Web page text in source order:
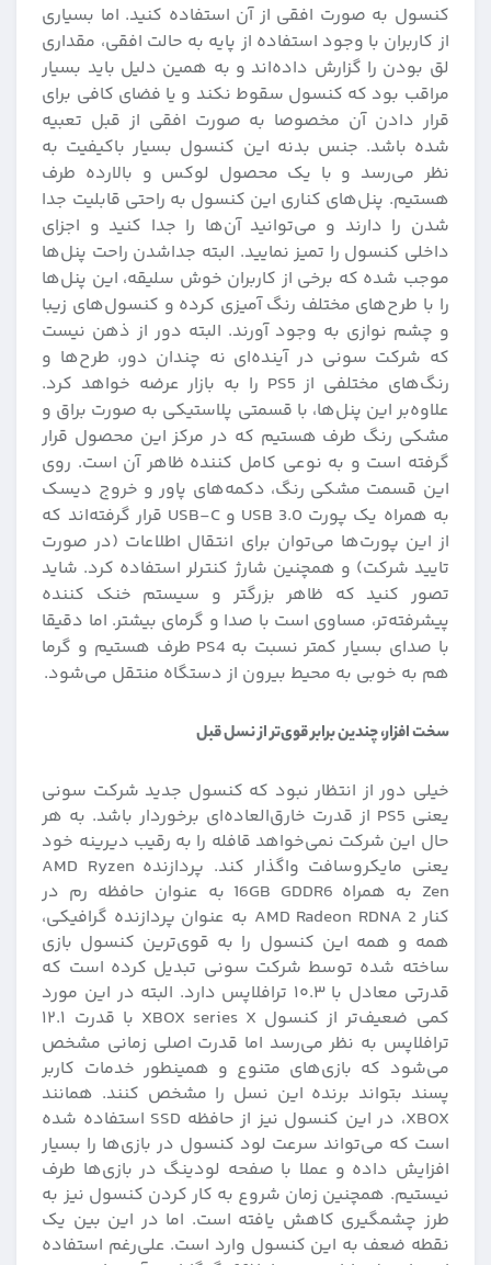
کنسول به صورت افقی از آن استفاده کنید. اما بسیاری
از کاربران با وجود استفاده از پایه به حالت افقی، مقداری
لق بودن را گزارش داده‌اند و به همین دلیل باید بسیار
مراقب بود که کنسول سقوط نکند و یا فضای کافی برای
قرار دادن آن مخصوصا به صورت افقی از قبل تعبیه
شده باشد. جنس بدنه این کنسول بسیار باکیفیت به
نظر می‌رسد و با یک محصول لوکس و بالارده طرف
هستیم. پنل‌های کناری این کنسول به راحتی قابلیت جدا
شدن را دارند و می‌توانید آن‌ها را جدا کنید و اجزای
داخلی کنسول را تمیز نمایید. البته جداشدن راحت پنل‌ها
موجب شده که برخی از کاربران خوش سلیقه، این پنل‌ها
را با طرح‌های مختلف رنگ آمیزی کرده و کنسول‌های زیبا
و چشم نوازی به وجود آورند. البته دور از ذهن نیست
که شرکت سونی در آینده‌ای نه چندان دور، طرح‌ها و
رنگ‌های مختلفی از PS5 را به بازار عرضه خواهد کرد.
علاوه‌بر این پنل‌ها، با قسمتی پلاستیکی به صورت براق و
مشکی رنگ طرف هستیم که در مرکز این محصول قرار
گرفته است و به نوعی کامل کننده ظاهر آن است. روی
این قسمت مشکی رنگ، دکمه‌های پاور و خروج دیسک
به همراه یک پورت USB 3.0 و USB-C قرار گرفته‌اند که
از این پورت‌ها می‌توان برای انتقال اطلاعات (در صورت
تایید شرکت) و همچنین شارژ کنترلر استفاده کرد. شاید
تصور کنید که ظاهر بزرگتر و سیستم خنک کننده
پیشرفته‌تر، مساوی است با صدا و گرمای بیشتر. اما دقیقا
با صدای بسیار کمتر نسبت به PS4 طرف هستیم و گرما
هم به خوبی به محیط بیرون از دستگاه منتقل می‌شود.
سخت افزار، چندین برابر قوی‌تر از نسل قبل
خیلی دور از انتظار نبود که کنسول جدید شرکت سونی
یعنی PS5 از قدرت خارق‌العاده‌ای برخوردار باشد. به هر
حال این شرکت نمی‌خواهد قافله را به رقیب دیرینه خود
یعنی مایکروسافت واگذار کند. پردازنده AMD Ryzen
Zen به همراه 16GB GDDR6 به عنوان حافظه رم در
کنار AMD Radeon RDNA 2 به عنوان پردازنده گرافیکی،
همه و همه این کنسول را به قوی‌ترین کنسول بازی
ساخته شده توسط شرکت سونی تبدیل کرده است که
قدرتی معادل با ۱۰.۳ ترافلاپس دارد. البته در این مورد
کمی ضعیف‌تر از کنسول XBOX series X با قدرت ۱۲.۱
ترافلاپس به نظر می‌رسد اما قدرت اصلی زمانی مشخص
می‌شود که بازی‌های متنوع و همینطور خدمات کاربر
پسند بتواند برنده این نسل را مشخص کنند. همانند
XBOX، در این کنسول نیز از حافظه SSD استفاده شده
است که می‌تواند سرعت لود کنسول در بازی‌ها را بسیار
افزایش داده و عملا با صفحه لودینگ در بازی‌ها طرف
نیستیم. همچنین زمان شروع به کار کردن کنسول نیز به
طرز چشمگیری کاهش یافته است. اما در این بین یک
نقطه ضعف به این کنسول وارد است. علی‌رغم استفاده